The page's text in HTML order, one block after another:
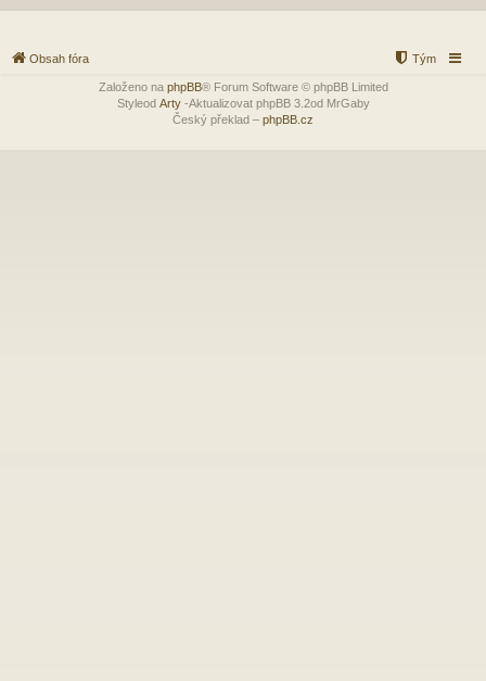
Obsah fóra Tým
Založeno na phpBB® Forum Software © phpBB Limited
Styleod Arty-Aktualizovat phpBB 3.2od MrGaby
Český překlad – phpBB.cz